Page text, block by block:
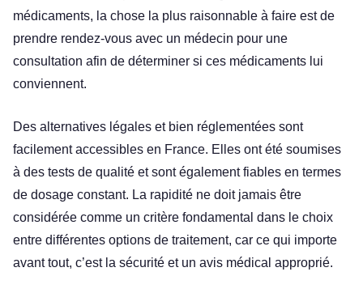
médicaments, la chose la plus raisonnable à faire est de
prendre rendez-vous avec un médecin pour une
consultation afin de déterminer si ces médicaments lui
conviennent.
Des alternatives légales et bien réglementées sont
facilement accessibles en France. Elles ont été soumises
à des tests de qualité et sont également fiables en termes
de dosage constant. La rapidité ne doit jamais être
considérée comme un critère fondamental dans le choix
entre différentes options de traitement, car ce qui importe
avant tout, c’est la sécurité et un avis médical approprié.